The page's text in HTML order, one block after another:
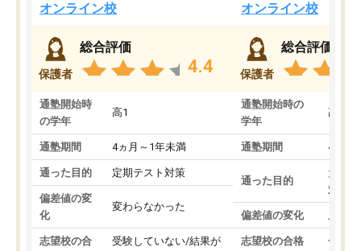
オンライン校
保護者
総合評価
4.4
通塾開始時
の学年
高1
通塾期間 4ヵ月～1年未満
通った目的 定期テスト対策
偏差値の変
化
変わらなかった
志望校の合
受験していない/結果が
オンライン校
保護者
総合評価
通塾開始時の
学年
高3
通塾期間 4ヵ月
通った目的
大学
対策
偏差値の変化 上が
志望校の合格 合格